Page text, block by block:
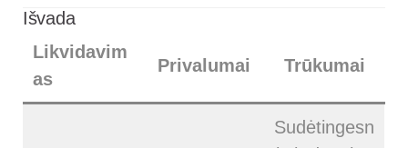
Išvada
Likvidavim
as
Privalumai Trūkumai
Sudėtingesn